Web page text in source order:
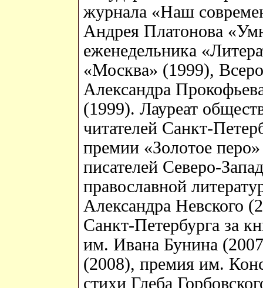
журнала «Наш
Андрея Платонова
еженедельника
«Москва» (1999),
Александра
(1999). Лауреат
читателей Санкт-
премии «Золотое
писателей Северо-
православной
Александра Невского
Санкт-Петербурга за
им. Ивана Бунина
(2008), премия им.
стихи Глеба